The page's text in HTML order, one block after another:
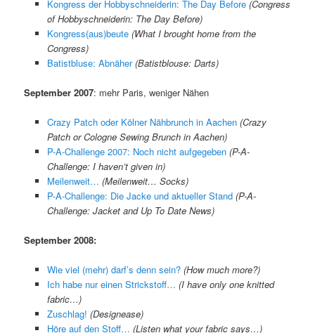
Kongress der Hobbyschneiderin: The Day Before (Congress
of Hobbyschneiderin: The Day Before)
Kongress(aus)beute (What I brought home from the
Congress)
Batistbluse: Abnäher (Batistblouse: Darts)
September 2007: mehr Paris, weniger Nähen
Crazy Patch oder Kölner Nähbrunch in Aachen (Crazy
Patch or Cologne Sewing Brunch in Aachen)
P-A-Challenge 2007: Noch nicht aufgegeben (P-A-
Challenge: I haven’t given in)
Meilenweit… (Meilenweit… Socks)
P-A-Challenge: Die Jacke und aktueller Stand (P-A-
Challenge: Jacket and Up To Date News)
September 2008:
Wie viel (mehr) darf’s denn sein? (How much more?)
Ich habe nur einen Strickstoff… (I have only one knitted
fabric…)
Zuschlag! (Designease)
Höre auf den Stoff… (Listen what your fabric says…)